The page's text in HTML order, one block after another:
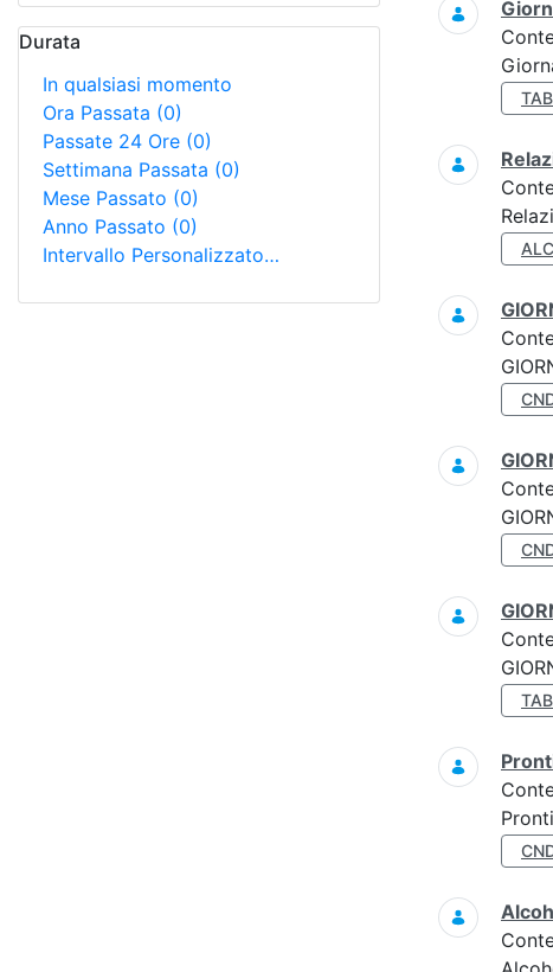
Durata
In qualsiasi momento
Ora Passata (0)
Passate 24 Ore (0)
Settimana Passata (0)
Mese Passato (0)
Anno Passato (0)
Intervallo Personalizzato…